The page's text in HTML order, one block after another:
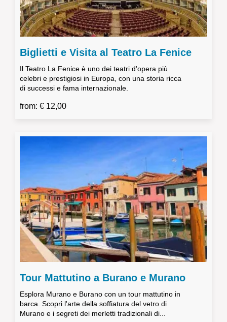
Biglietti e Visita al Teatro La Fenice
Il Teatro La Fenice è uno dei teatri d'opera più
celebri e prestigiosi in Europa, con una storia ricca
di successi e fama internazionale.
from: € 12,00
Tour Mattutino a Burano e Murano
Esplora Murano e Burano con un tour mattutino in
barca. Scopri l'arte della soffiatura del vetro di
Murano e i segreti dei merletti tradizionali di...